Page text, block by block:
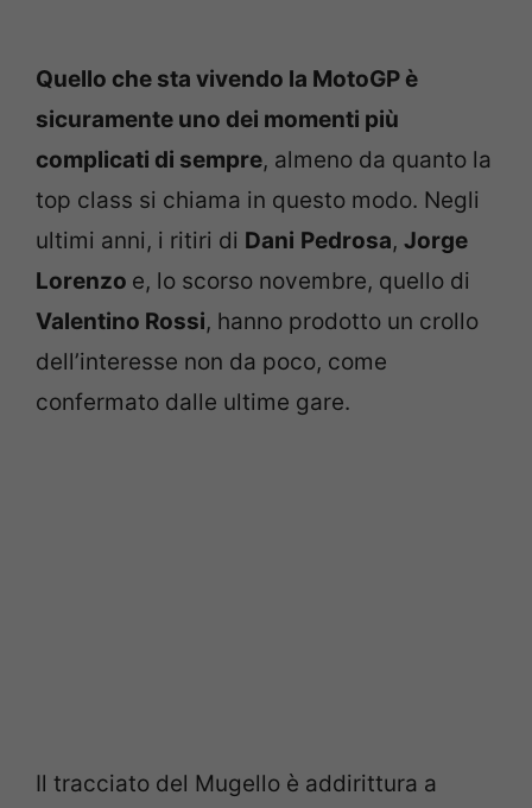
Quello che sta vivendo la MotoGP è
sicuramente uno dei momenti più
complicati di sempre, almeno da quanto la
top class si chiama in questo modo. Negli
ultimi anni, i ritiri di Dani Pedrosa, Jorge
Lorenzo e, lo scorso novembre, quello di
Valentino Rossi, hanno prodotto un crollo
dell’interesse non da poco, come
confermato dalle ultime gare.
Il tracciato del Mugello è addirittura a